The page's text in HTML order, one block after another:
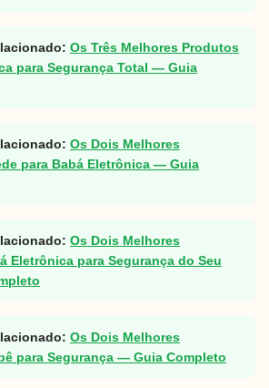
Os Três Melhores Produtos
para Segurança Total — Guia
Os Dois Melhores
para Babá Eletrônica — Guia
Os Dois Melhores
Eletrônica para Segurança do Seu
Os Dois Melhores
para Segurança — Guia Completo